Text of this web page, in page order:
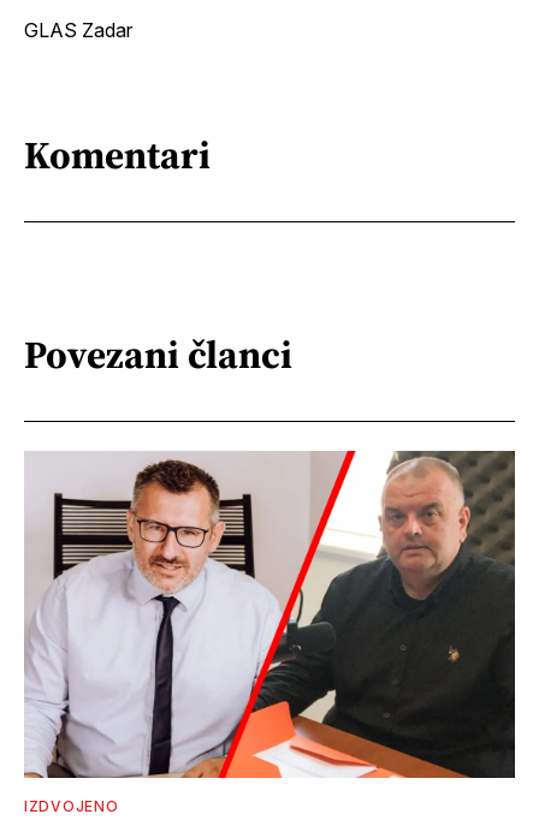
GLAS Zadar
Komentari
Povezani članci
IZDVOJENO